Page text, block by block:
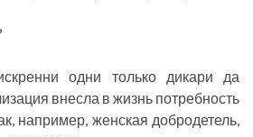
одни только дикари да
внесла в жизнь потребность
например, женская добродетель,